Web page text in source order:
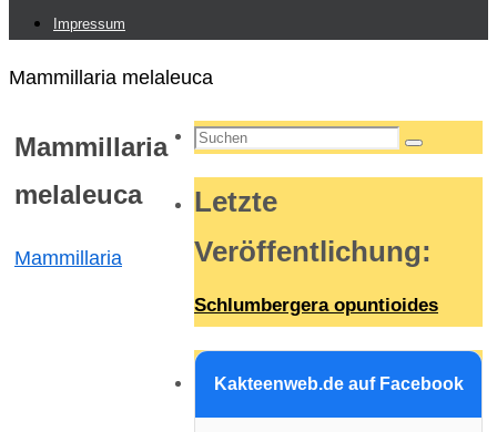
Impressum
Start
Mammillaria melaleuca
Mammillaria
melaleuca
Mammillaria
Suchen
Suchen
Letzte
Veröffentlichung:
Schlumbergera opuntioides
Kakteenweb.de auf Facebook